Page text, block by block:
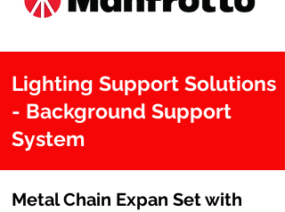
Lighting Support Solutions
- Background Support
System
Metal Chain Expan Set with